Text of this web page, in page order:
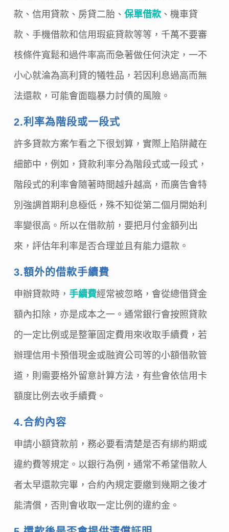
款、信用貸款、房貸二胎、 保單借款、機車貸
款、手機借款和信用瑕疵貸款等等，千萬不要審
核條件寬鬆和過件率高而急著做任何決定，一不
小心就淪為高利貸的犧牲品，若因利息過高而無
法還款，可能會面臨暴力討債的風險。
2.利率為階段或一段式
許多貸款方案乍看之下很划算，實際上陷阱藏在
細節中，例如，貸款利率分為階段式或一段式，
階段式的利率會隨著時間越升越高，而廣告會特
別強調首期利息極低，殊不知從第二個月開始利
率變很高。所以在借款前，要把月付金額列出
來，評估年利率是否合理並且有能力還款。
3.額外的借款手續費
申辦貸款時， 手續費經常被忽略，會從總借貸金
額內扣除，亦是成本之一。通常銀行會按照貸款
的一定比例或是整筆固定費用來收取手續費，若
辦理信用卡預借現金或融資公司等的小額借款管
道，則需要格外留意計算方法，有些會依信用卡
額度比例去收手續費。
4.合約內容
申請小額貸款前，務必要看清楚是否有綁約期或
違約費等規定。以銀行為例，通常不希望借款人
者太早還款完畢，合約內規定要繳到幾期之後才
能清償，否則會收取一定比例的違約金。